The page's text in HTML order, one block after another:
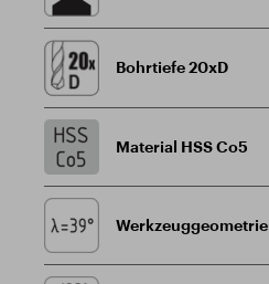
Bohrtiefe 20xD
Material HSS Co5
Werkzeuggeometrie